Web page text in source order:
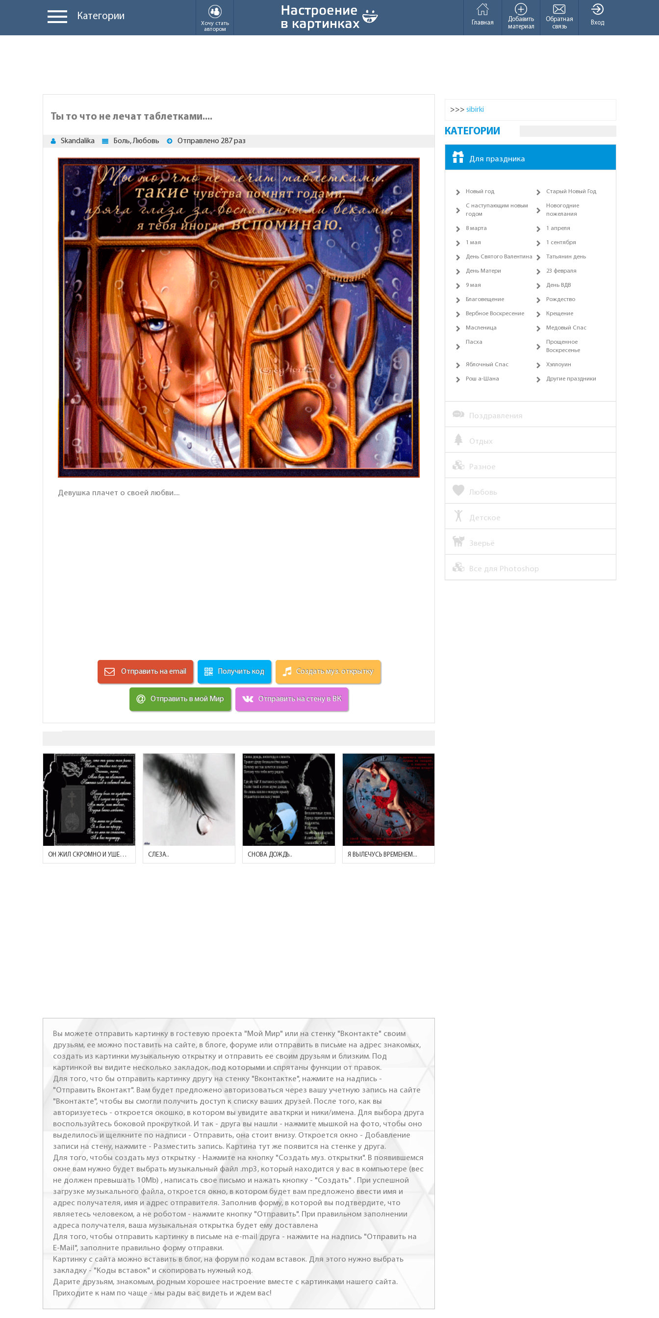
Категории
Хочу стать
автором
Вход
Обратная
связь
Добавить
материал
Главная
Ты то что не лечат таблетками....
Skandalika Боль, Любовь Отправлено 287 раз
Девушка плачет о своей любви....
Отправить на email Получить код Создать муз. открытку
Отправить в мой Мир Отправить на стену в ВК
ОН ЖИЛ СКРОМНО И УШЕЛ ТИХО... СЛЕЗА.. СНОВА ДОЖДЬ.. Я ВЫЛЕЧУСЬ ВРЕМЕНЕМ...
Вы можете отправить картинку в гостевую проекта "Мой Мир" или на стенку "Вконтакте" своим
друзьям, ее можно поставить на сайте, в блоге, форуме или отправить в письме на адрес знакомых,
создать из картинки музыкальную открытку и отправить ее своим друзьям и близким. Под
картинкой вы видите несколько закладок, под которыми и спрятаны функции от правок.
Для того, что бы отправить картинку другу на стенку "Вконтактке", нажмите на надпись -
"Отправить Вконтакт". Вам будет предложено авторизоваться через вашу учетную запись на сайте
"Вконтакте", чтобы вы смогли получить доступ к списку ваших друзей. После того, как вы
авторизуетесь - откроется окошко, в котором вы увидите аваткрки и ники/имена. Для выбора друга
воспользуйтесь боковой прокруткой. И так - друга вы нашли - нажмите мышкой на фото, чтобы оно
выделилось и щелкните по надписи - Отправить, она стоит внизу. Откроется окно - Добавление
записи на стену, нажмите - Разместить запись. Картина тут же появится на стенке у друга.
Для того, чтобы создать муз открытку - Нажмите на кнопку "Создать муз. открытки". В появившемся
окне вам нужно будет выбрать музыкальный файл .mp3, который находится у вас в компьютере (вес
не должен превышать 10Mb) , написать свое письмо и нажать кнопку - "Создать" . При успешной
загрузке музыкального файла, откроется окно, в котором будет вам предложено ввести имя и
адрес получателя, имя и адрес отправителя. Заполнив форму, в которой вы подтвердите, что
являетесь человеком, а не роботом - нажмите кнопку "Отправить". При правильном заполнении
адреса получателя, ваша музыкальная открытка будет ему доставлена
Для того, чтобы отправить картинку в письме на e-mail друга - нажмите на надпись "Отправить на
E-Mail", заполните правильно форму отправки.
Картинку с сайта можно вставить в блог, на форум по кодам вставок. Для этого нужно выбрать
закладку - "Коды вставок" и скопировать нужный код.
Дарите друзьям, знакомым, родным хорошее настроение вместе с картинками нашего сайта.
Приходите к нам по чаще - мы рады вас видеть и ждем вас!
>>> sibirki
КАТЕГОРИИ
Для праздника
Новый год Старый Новый Год
С наступающим новым
годом
Новогодние
пожелания
8 марта 1 апреля
1 мая 1 сентября
День Святого Валентина Татьянин день
День Матери 23 февраля
9 мая День ВДВ
Благовещение Рождество
Вербное Воскресение Крещение
Масленица Медовый Спас
Пасха
Прощенное
Воскресенье
Яблочный Спас Хэллоуин
Рош а-Шана Другие праздники
Поздравления
Отдых
Разное
Любовь
Детское
Зверьё
Все для Photoshop